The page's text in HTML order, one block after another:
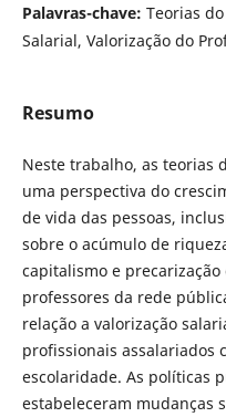
Palavras-chave: Teorias
Salarial, Valorização do
Resumo
Neste trabalho, as teorias
uma perspectiva do
de vida das pessoas,
sobre o acúmulo de
capitalismo e
professores da rede
relação a valorização
profissionais assalariados
escolaridade. As políticas
estabeleceram mudanças